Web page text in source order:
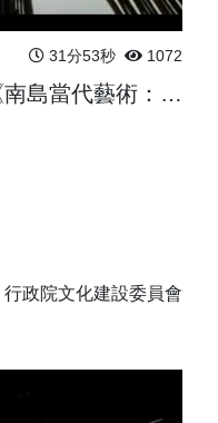
31分53秒 1072
2007年藝術家駐館紀錄《南島當代藝術：漂．離．聚．合》
政院文化建設委員會